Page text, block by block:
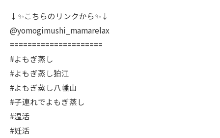
↓✨こちらのリンクから✨↓
@yomogimushi_mamarelax
=====================
#よもぎ蒸し
#よもぎ蒸し狛江
#よもぎ蒸し八幡山
#子連れでよもぎ蒸し
#温活
#妊活